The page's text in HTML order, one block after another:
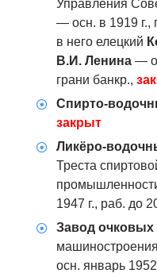
Управления
— осн. в 1919
в него елецкий
В.И. Ленина —
грани банкр.,
Спирто-
закрыт
Ликёро-
Треста
1947 г., раб. до
Завод очковых
осн. январь 1952